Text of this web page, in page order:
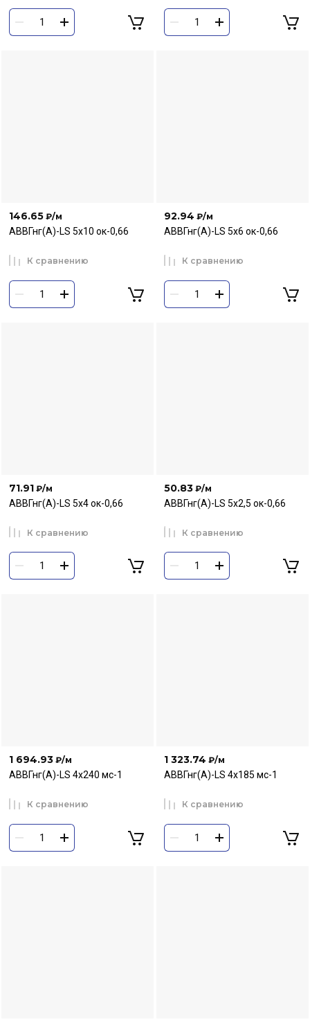
146.65 ₽/м
АВВГнг(А)-LS 5х10 ок-0,66
К сравнению
92.94 ₽/м
АВВГнг(А)-LS 5х6 ок-0,66
К сравнению
71.91 ₽/м
АВВГнг(А)-LS 5х4 ок-0,66
К сравнению
50.83 ₽/м
АВВГнг(А)-LS 5х2,5 ок-0,66
К сравнению
1 694.93 ₽/м
АВВГнг(А)-LS 4х240 мс-1
К сравнению
1 323.74 ₽/м
АВВГнг(А)-LS 4х185 мс-1
К сравнению